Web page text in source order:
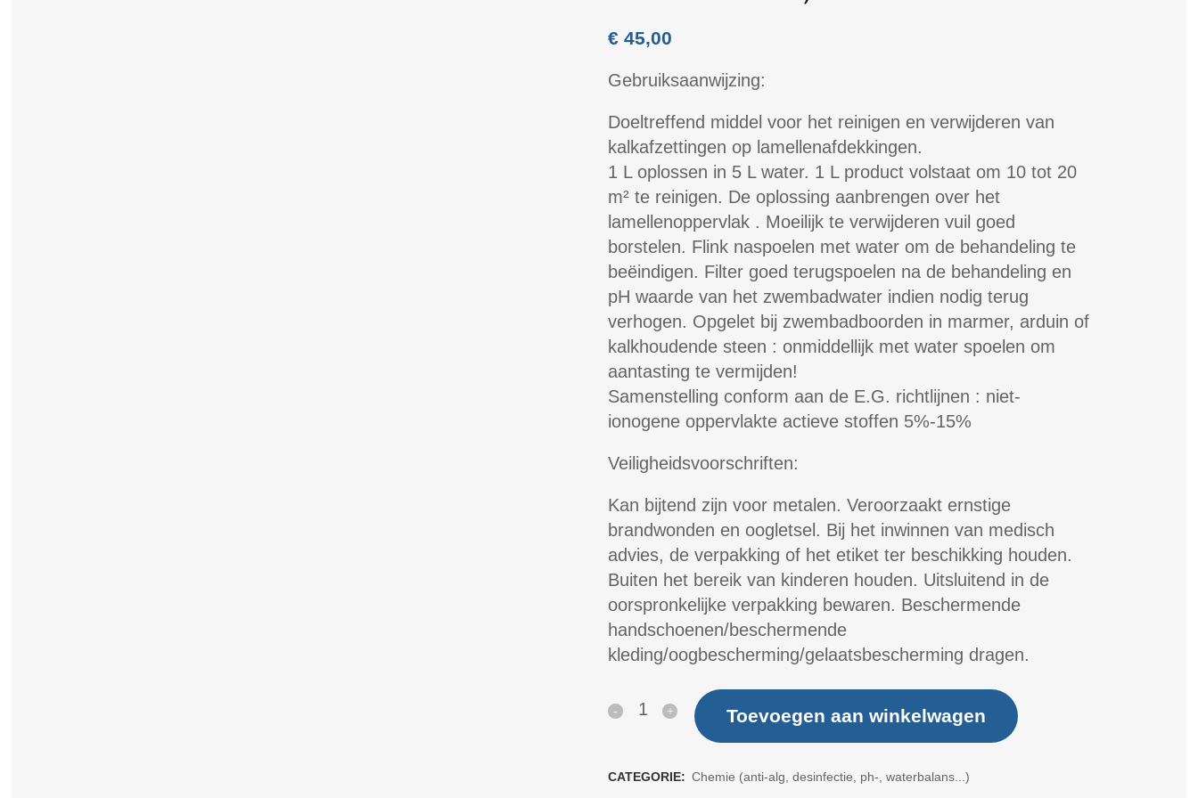
€ 45,00
Gebruiksaanwijzing:
Doeltreffend middel voor het reinigen en verwijderen van
kalkafzettingen op lamellenafdekkingen.
1 L oplossen in 5 L water. 1 L product volstaat om 10 tot 20
m² te reinigen. De oplossing aanbrengen over het
lamellenoppervlak . Moeilijk te verwijderen vuil goed
borstelen. Flink naspoelen met water om de behandeling te
beëindigen. Filter goed terugspoelen na de behandeling en
pH waarde van het zwembadwater indien nodig terug
verhogen. Opgelet bij zwembadboorden in marmer, arduin of
kalkhoudende steen : onmiddellijk met water spoelen om
aantasting te vermijden!
Samenstelling conform aan de E.G. richtlijnen : niet-
ionogene oppervlakte actieve stoffen 5%-15%
Veiligheidsvoorschriften:
Kan bijtend zijn voor metalen. Veroorzaakt ernstige
brandwonden en oogletsel. Bij het inwinnen van medisch
advies, de verpakking of het etiket ter beschikking houden.
Buiten het bereik van kinderen houden. Uitsluitend in de
oorspronkelijke verpakking bewaren. Beschermende
handschoenen/beschermende
kleding/oogbescherming/gelaatsbescherming dragen.
Pool
Cover
Toevoegen aan winkelwagen
CATEGORIE: Chemie (anti-alg, desinfectie, ph-, waterbalans...)